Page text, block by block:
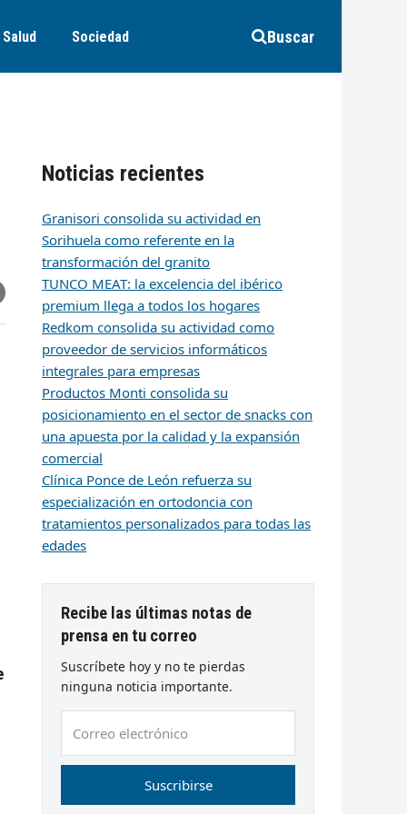
Salud Sociedad Buscar
Noticias recientes
Granisori consolida su actividad en
Sorihuela como referente en la
transformación del granito
TUNCO MEAT: la excelencia del ibérico
premium llega a todos los hogares
Redkom consolida su actividad como
proveedor de servicios informáticos
integrales para empresas
Productos Monti consolida su
posicionamiento en el sector de snacks con
una apuesta por la calidad y la expansión
comercial
Clínica Ponce de León refuerza su
especialización en ortodoncia con
tratamientos personalizados para todas las
edades
Recibe las últimas notas de
prensa en tu correo
Suscríbete hoy y no te pierdas
ninguna noticia importante.
electrónico
Suscribirse